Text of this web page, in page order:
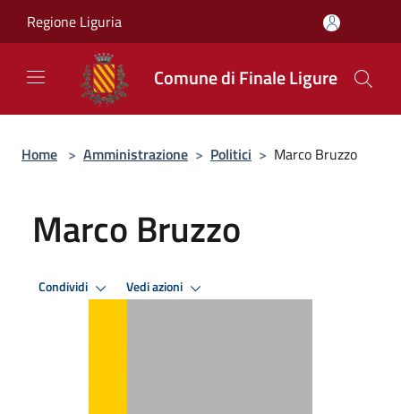
Regione Liguria
Comune di Finale Ligure
Home > Amministrazione > Politici > Marco Bruzzo
Marco Bruzzo
Condividi Vedi azioni